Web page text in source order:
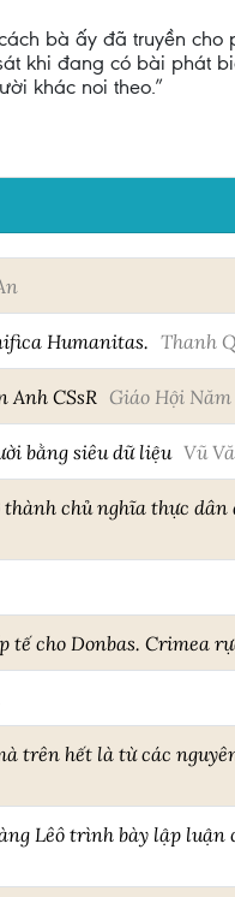
bà ấy đã truyền cho
khi đang có bài phát
khác noi theo.”
Humanitas. Thanh
Anh CSsR Giáo Hội
bằng siêu dữ liệu Vũ
chủ nghĩa thực
cho Donbas. Crimea
trên hết là từ các
Lêô trình bày lập luận